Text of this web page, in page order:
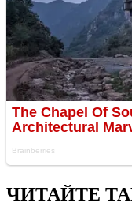
ЧИТАЙТЕ